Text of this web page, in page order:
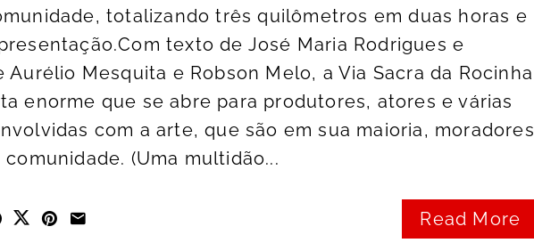
totalizando três quilômetros em duas horas e
texto de José Maria Rodrigues e
Aurélio Mesquita e Robson Melo, a Via Sacra da Rocinha
enorme que se abre para produtores, atores e várias
com a arte, que são em sua maioria, moradores
(Uma multidão...
Read More